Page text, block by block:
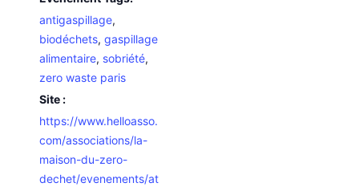
antigaspillage,
biodéchets,gaspillage
alimentaire, sobriété,
zero waste paris
Site :
https://www.helloasso.
com/associations/la-
maison-du-zero-
dechet/evenements/at